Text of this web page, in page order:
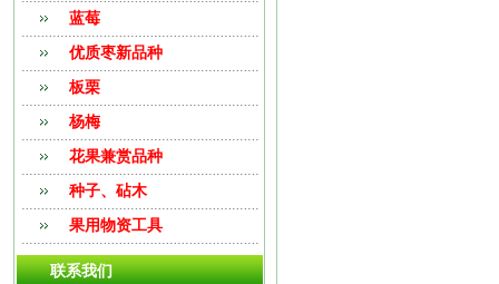
蓝莓
优质枣新品种
板栗
杨梅
花果兼赏品种
种子、砧木
果用物资工具
联系我们